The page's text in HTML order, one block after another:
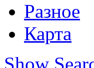
Разное
Карта